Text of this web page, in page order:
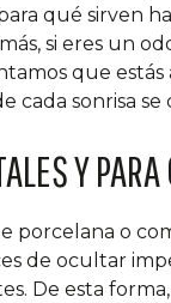
qué sirven
si eres un
que
cada sonrisa
Y
porcelana o
de ocultar
De esta